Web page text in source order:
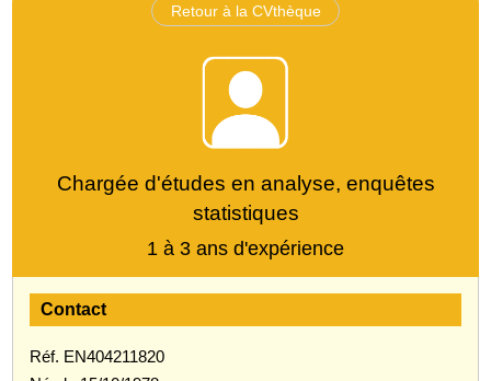
Retour à la CVthèque
Chargée d'études en analyse, enquêtes
statistiques
1 à 3 ans d'expérience
Contact
Réf. EN404211820